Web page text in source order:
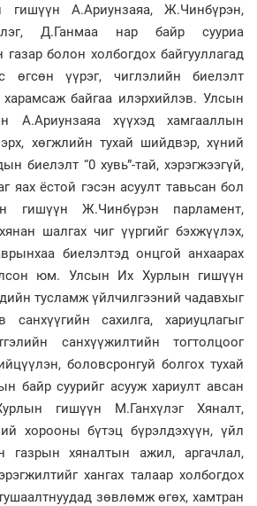
А.Ариунзаяа, Ж.Чинбүрэн,
Д.Ганмаа нар байр сууриа
болон холбогдох байгууллагад
өгсөн үүрэг, чиглэлийн биелэлт
харамсаж байгаа илэрхийлэв. Улсын
А.Ариунзаяа хүүхэд хамгааллын
хөгжлийн тухай шийдвэр, хүний
биелэлт “0 хувь”-тай, хэрэгжээгүй,
яах ёстой гэсэн асуулт тавьсан бол
гишүүн Ж.Чинбүрэн парламент,
шалгах чиг үүргийг бэхжүүлэх,
биелэлтэд онцгой анхаарах
юм. Улсын Их Хурлын гишүүн
тусламж үйлчилгээний чадавхыг
санхүүгийн сахилга, хариуцлагыг
санхүүжилтийн тогтолцоог
боловсронгуй болгох тухай
байр суурийг асууж хариулт авсан
гишүүн М.Ганхүлэг Хяналт,
хорооны бүтэц бүрэлдэхүүн, үйл
газрын хяналтын ажил, аргачлал,
хангах талаар холбогдох
зөвлөмж өгөх, хамтран